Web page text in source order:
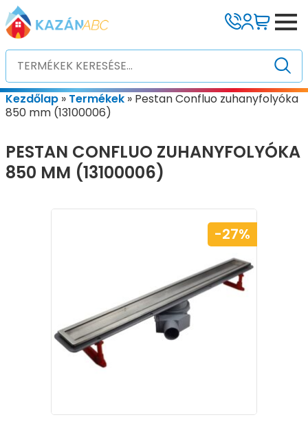
Kezdőlap » Termékek » Pestan Confluo zuhanyfolyóka
850 mm (13100006)
PESTAN CONFLUO ZUHANYFOLYÓKA
850 MM (13100006)
-27%